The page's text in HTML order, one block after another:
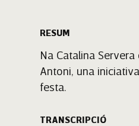
RESUM
Na Catalina
Antoni, una
festa.
TRANSCRIPCIÓ